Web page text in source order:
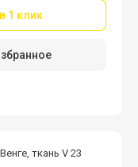
1 клик
ткань V 23